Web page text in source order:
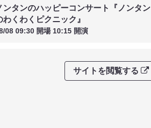
ンタンのハッピーコンサート『ノンタン
わくわくピクニック』
08 09:30 開場 10:15 開演
サイトを閲覧する